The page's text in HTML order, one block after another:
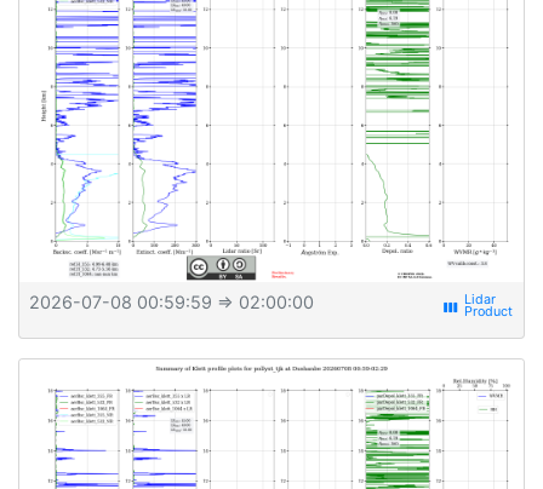
2026-07-08 00:59:59 ⇒ 02:00:00 view_week